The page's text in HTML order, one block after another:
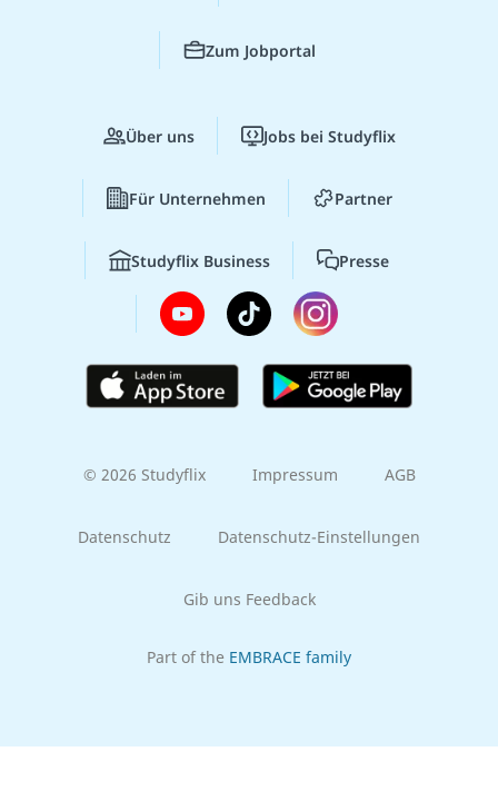
Zum Jobportal
Über uns Jobs bei Studyflix
Für Unternehmen Partner
Studyflix Business Presse
© 2026 Studyflix Impressum AGB
Datenschutz Datenschutz-Einstellungen
Gib uns Feedback
Part of the EMBRACE family